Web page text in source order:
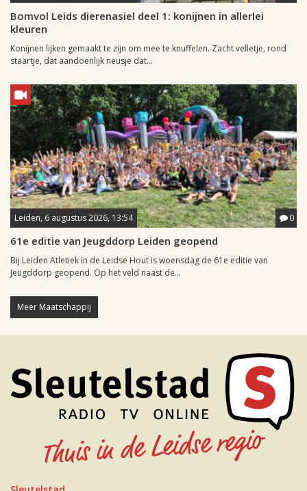
Bomvol Leids dierenasiel deel 1: konijnen in allerlei
kleuren
Konijnen lijken gemaakt te zijn om mee te knuffelen. Zacht velletje, rond
staartje, dat aandoenlijk neusje dat...
Leiden, 6 augustus 2026, 13:54 0
61e editie van Jeugddorp Leiden geopend
Bij Leiden Atletiek in de Leidse Hout is woensdag de 61e editie van
Jeugddorp geopend. Op het veld naast de...
Meer Maatschappij